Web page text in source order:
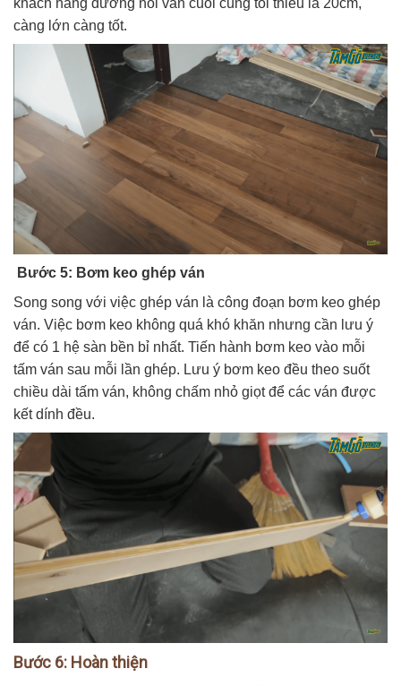
khách hàng đường nối ván cuối cùng tối thiểu là 20cm,
càng lớn càng tốt.
Bước 5: Bơm keo ghép ván
Song song với việc ghép ván là công đoạn bơm keo ghép
ván. Việc bơm keo không quá khó khăn nhưng cần lưu ý
để có 1 hệ sàn bền bỉ nhất. Tiến hành bơm keo vào mỗi
tấm ván sau mỗi lần ghép. Lưu ý bơm keo đều theo suốt
chiều dài tấm ván, không chấm nhỏ giọt để các ván được
kết dính đều.
Bước 6: Hoàn thiện